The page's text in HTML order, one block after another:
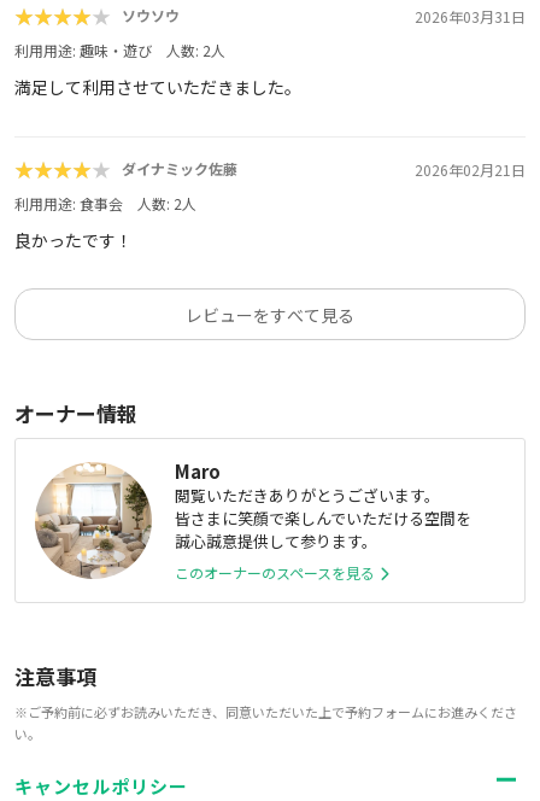
★★★★★
★★★★★ ソウソウ
2026年03月31日
利用用途: 趣味・遊び 人数: 2人
満足して利用させていただきました。
★★★★★
★★★★★ ダイナミック佐藤
2026年02月21日
利用用途: 食事会 人数: 2人
良かったです！
レビューをすべて見る
オーナー情報
Maro
閲覧いただきありがとうございます。
皆さまに笑顔で楽しんでいただける空間を
誠心誠意提供して参ります。
このオーナーのスペースを見る
注意事項
※ご予約前に必ずお読みいただき、同意いただいた上で予約フォームにお進みくださ
い。
キャンセルポリシー